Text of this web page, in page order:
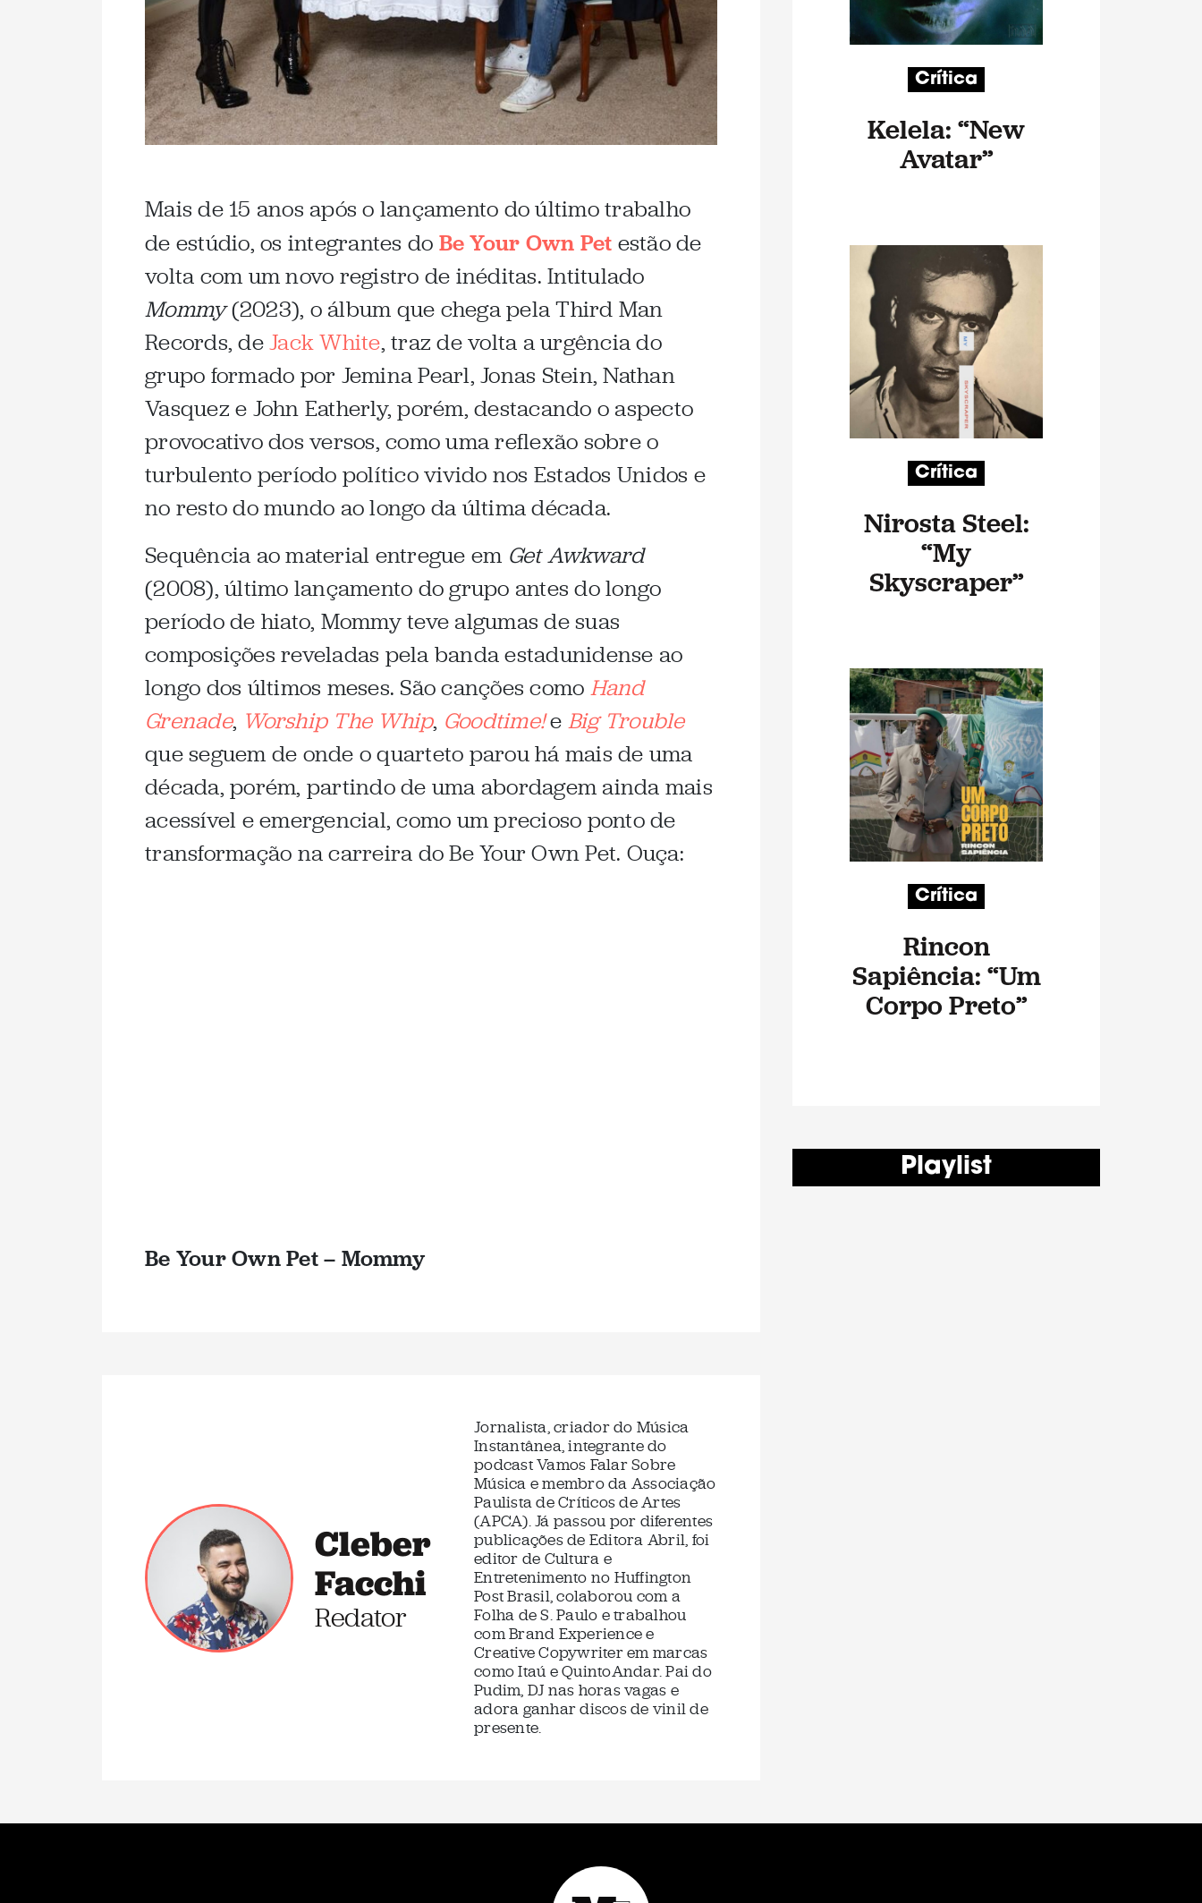
Mais de 15 anos após o lançamento do último trabalho
de estúdio, os integrantes do Be Your Own Pet estão de
volta com um novo registro de inéditas. Intitulado
Mommy(2023), o álbum que chega pela Third Man
Records, deJack White, traz de volta a urgência do
grupo formado por Jemina Pearl, Jonas Stein, Nathan
Vasquez e John Eatherly, porém, destacando o aspecto
provocativo dos versos, como uma reflexão sobre o
turbulento período político vivido nos Estados Unidos e
no resto do mundo ao longo da última década.
Sequência ao material entregue em Get Awkward
(2008), último lançamento do grupo antes do longo
período de hiato, Mommy teve algumas de suas
composições reveladas pela banda estadunidense ao
longo dos últimos meses. São canções como Hand
Grenade, Worship The Whip, Goodtime!e Big Trouble
que seguem de onde o quarteto parou há mais de uma
década, porém, partindo de uma abordagem ainda mais
acessível e emergencial, como um precioso ponto de
transformação na carreira do Be Your Own Pet. Ouça:
Be Your Own Pet – Mommy
Cleber
Facchi
Redator
Jornalista, criador do Música
Instantânea, integrante do
podcast Vamos Falar Sobre
Música e membro da Associação
Paulista de Críticos de Artes
(APCA). Já passou por diferentes
publicações de Editora Abril, foi
editor de Cultura e
Entretenimento no Huffington
Post Brasil, colaborou com a
Folha de S. Paulo e trabalhou
com Brand Experience e
Creative Copywriter em marcas
como Itaú e QuintoAndar. Pai do
Pudim, DJ nas horas vagas e
adora ganhar discos de vinil de
presente.
Crítica
Kelela: “New
Avatar”
Crítica
Nirosta Steel:
“My
Skyscraper”
Crítica
Rincon
Sapiência: “Um
Corpo Preto”
Playlist